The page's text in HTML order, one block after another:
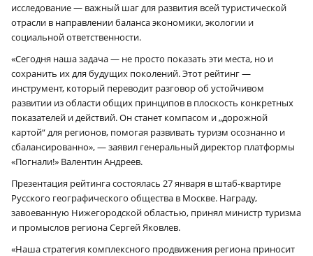
исследование — важный шаг для развития всей туристической
отрасли в направлении баланса экономики, экологии и
социальной ответственности.
«Сегодня наша задача — не просто показать эти места, но и
сохранить их для будущих поколений. Этот рейтинг —
инструмент, который переводит разговор об устойчивом
развитии из области общих принципов в плоскость конкретных
показателей и действий. Он станет компасом и „дорожной
картой“ для регионов, помогая развивать туризм осознанно и
сбалансированно», — заявил генеральный директор платформы
«Погнали!» Валентин Андреев.
Презентация рейтинга состоялась 27 января в штаб-квартире
Русского географического общества в Москве. Награду,
завоеванную Нижегородской областью, принял министр туризма
и промыслов региона Сергей Яковлев.
«Наша стратегия комплексного продвижения региона приносит